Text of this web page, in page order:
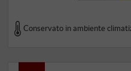
Conservato in ambiente